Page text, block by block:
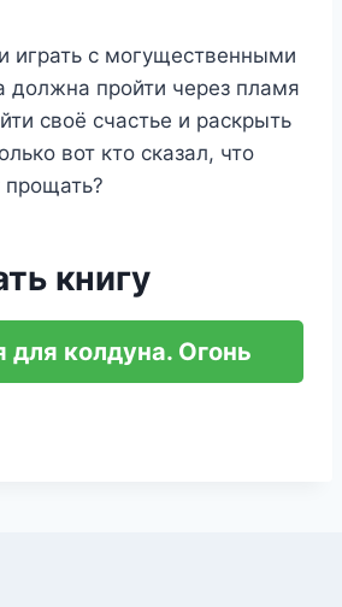
играть с могущественными
должна пройти через пламя
своё счастье и раскрыть
вот кто сказал, что
книгу
колдуна. Огонь